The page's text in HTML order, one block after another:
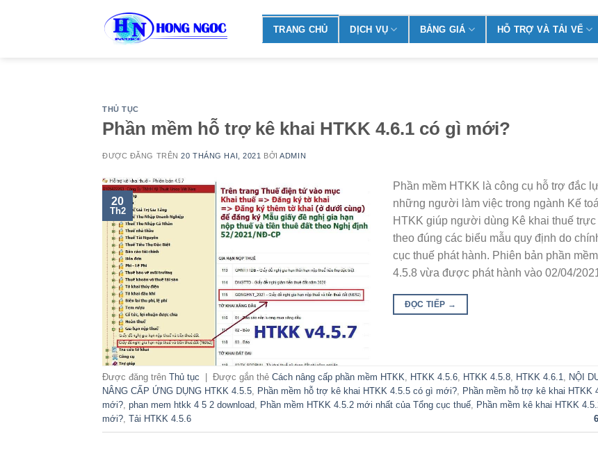
TRANG CHỦ DỊCH VỤ BẢNG GIÁ HỖ TRỢ VÀ TẢI VỂ
THỦ TỤC
Phần mềm hỗ trợ kê khai HTKK 4.6.1 có gì mới?
ĐƯỢC ĐĂNG TRÊN20 THÁNG HAI, 2021 BỞIADMIN
20
Th2
Phần mềm HTKK là công cụ hỗ trợ đắc
những người làm việc trong ngành Kế
HTKK giúp người dùng Kê khai thuế trực
theo đúng các biểu mẫu quy định do
cục thuế phát hành. Phiên bản phần
4.5.8 vừa được phát hành vào 02/04/
ĐỌC TIẾP →
Được đăng trên Thủ tục Được gắn thẻ Cách nâng cấp phần mềm HTKK, HTKK 4.5.6, HTKK 4.5.8, HTKK 4.6.1, NỘI
NÂNG CẤP ỨNG DỤNG HTKK 4.5.5, Phần mềm hỗ trợ kê khai HTKK 4.5.5 có gì mới?, Phần mềm hỗ trợ kê khai HTKK
mới?, phan mem htkk 4 5 2 download, Phần mềm HTKK 4.5.2 mới nhất của Tổng cục thuế, Phần mềm kê khai HTKK
mới?, Tải HTKK 4.5.6 6